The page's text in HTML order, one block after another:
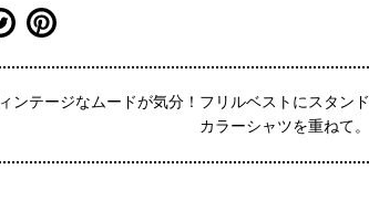
ンテージなムードが気分！フリルベストにスタンド
カラーシャツを重ねて。